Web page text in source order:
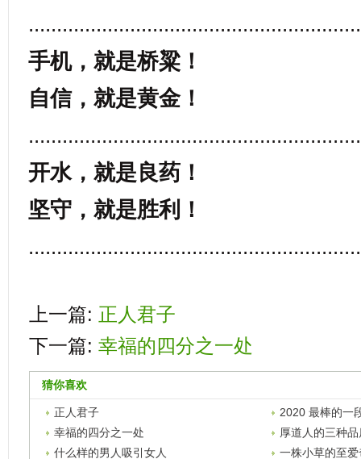
手机，就是桥粱！
自信，就是黄金！
开水，就是良药！
坚守，就是胜利！
上一篇: 正人君子
下一篇: 幸福的四分之一处
猜你喜欢
正人君子
2020 最棒的一
幸福的四分之一处
厚道人的三种品
什么样的男人吸引女人
一株小草的至爱